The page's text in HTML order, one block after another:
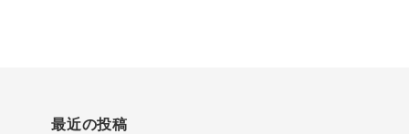
最近の投稿